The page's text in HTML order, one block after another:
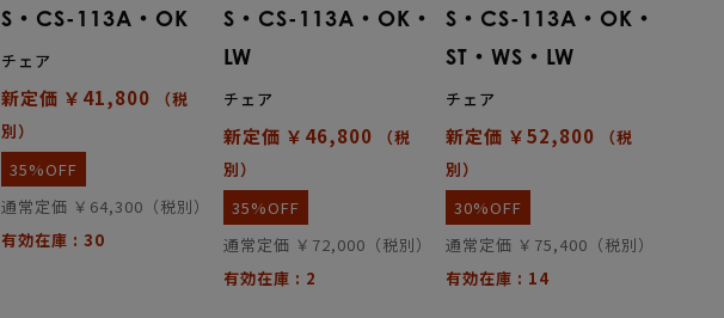
S・CS-113A・OK
チェア
新定価 ￥41,800
（税
別）
35%OFF
通常定価 ￥64,300（税別）
有効在庫 : 30
S・CS-113A・OK・
LW
チェア
新定価 ￥46,800
（税
別）
35%OFF
通常定価 ￥72,000（税別）
有効在庫 : 2
S・CS-113A・OK・
ST・WS・LW
チェア
新定価 ￥52,800
（税
別）
30%OFF
通常定価 ￥75,400（税別）
有効在庫 : 14